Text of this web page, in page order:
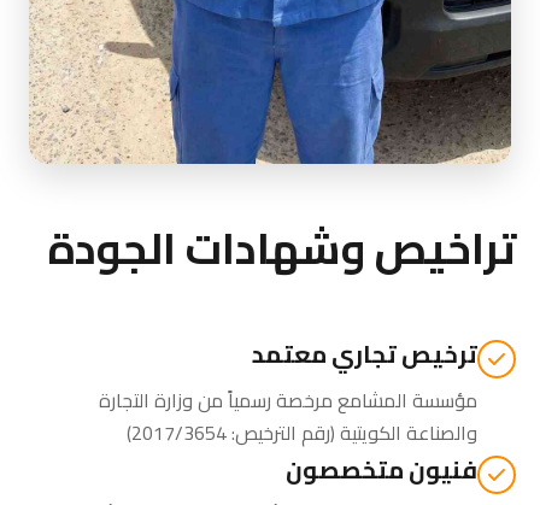
تراخيص وشهادات الجودة
ترخيص تجاري معتمد
مؤسسة المشامع مرخصة رسمياً منوزارة التجارة
والصناعة الكويتية(رقم الترخيص: 2017/3654)
فنيون متخصصون